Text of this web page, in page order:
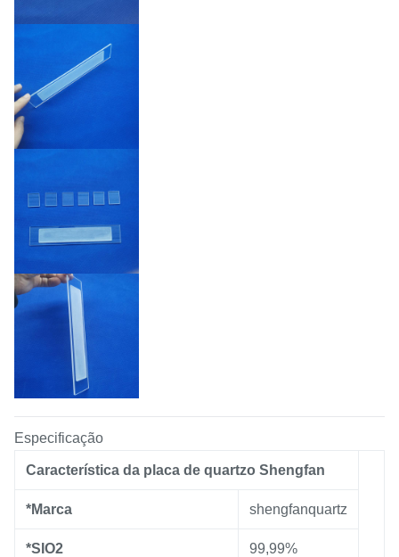
Especificação
Característica da placa de quartzo Shengfan
*Marca shengfanquartz
*SIO2 99,99%